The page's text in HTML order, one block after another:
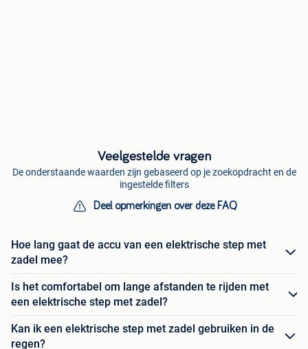
Veelgestelde vragen
De onderstaande waarden zijn gebaseerd op je zoekopdracht en de
ingestelde filters
Deel opmerkingen over deze FAQ
Hoe lang gaat de accu van een elektrische step met
zadel mee?
Is het comfortabel om lange afstanden te rijden met
een elektrische step met zadel?
Kan ik een elektrische step met zadel gebruiken in de
regen?